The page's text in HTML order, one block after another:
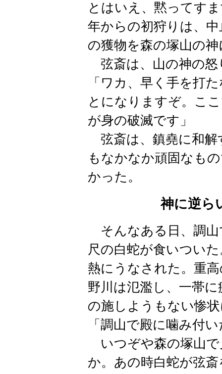
とはいえ、黙ってす
年からの初狩りは、
の獲物を森の塚山の
弦斎は、山の神の怒
「ワカ、早く手を打
とになりますぞ。こ
が身の破滅です」
弦斎は、鎮堯に和解
もなかなか頑固なも
かった。
神に逆ら
そんなある日、調山
尺の白蛇が食いつい
熱にうなされた。重
野川は氾濫し、一帯
の施しようもない惨
「調山で殿に噛み付
いつぞや森の塚山で
か。あの時白蛇が弦